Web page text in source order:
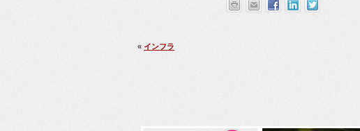
« インフラ